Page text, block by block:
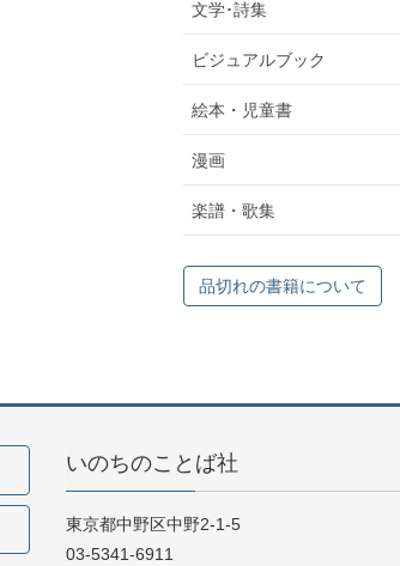
文学･詩集
ビジュアルブック
絵本・児童書
漫画
楽譜・歌集
品切れの書籍について
いのちのことば社
東京都中野区中野2-1-5
03-5341-6911